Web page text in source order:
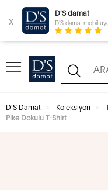
x
D'S damat
D'S damat mobil
D'S Damat Koleksiyon
Pike Dokulu T-Shirt